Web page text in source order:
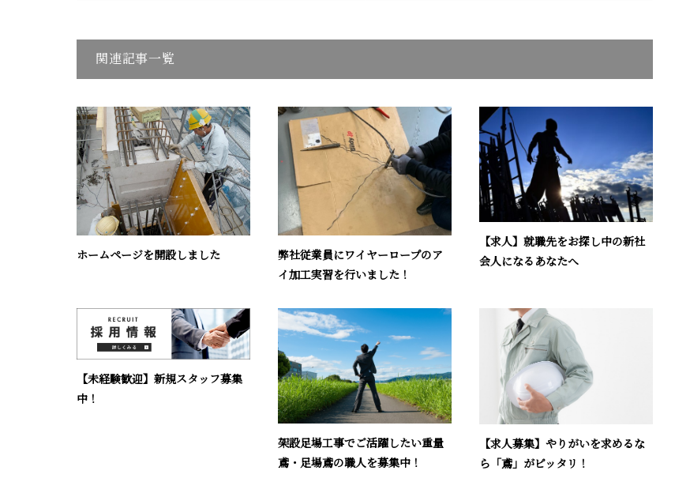
関連記事一覧
ホームページを開設しました
弊社従業員にワイヤーロープのア
イ加工実習を行いました！
【求人】就職先をお探し中の新社
会人になるあなたへ
【未経験歓迎】新規スタッフ募集
中！
架設足場工事でご活躍したい重量
鳶・足場鳶の職人を募集中！
【求人募集】やりがいを求めるな
ら「鳶」がピッタリ！